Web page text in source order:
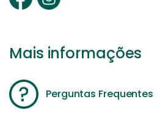
Mais informações
Perguntas Frequentes